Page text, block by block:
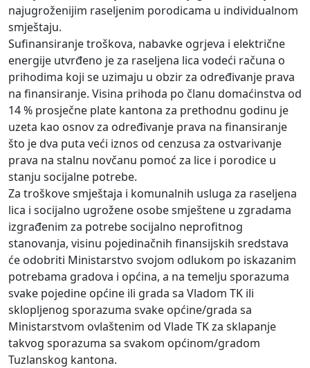
najugroženijim raseljenim porodicama u individualnom
smještaju.
Sufinansiranje troškova, nabavke ogrjeva i električne
energije utvrđeno je za raseljena lica vodeći računa o
prihodima koji se uzimaju u obzir za određivanje prava
na finansiranje. Visina prihoda po članu domaćinstva od
14 % prosječne plate kantona za prethodnu godinu je
uzeta kao osnov za određivanje prava na finansiranje
što je dva puta veći iznos od cenzusa za ostvarivanje
prava na stalnu novčanu pomoć za lice i porodice u
stanju socijalne potrebe.
Za troškove smještaja i komunalnih usluga za raseljena
lica i socijalno ugrožene osobe smještene u zgradama
izgrađenim za potrebe socijalno neprofitnog
stanovanja, visinu pojedinačnih finansijskih sredstava
će odobriti Ministarstvo svojom odlukom po iskazanim
potrebama gradova i općina, a na temelju sporazuma
svake pojedine općine ili grada sa Vladom TK ili
sklopljenog sporazuma svake općine/grada sa
Ministarstvom ovlaštenim od Vlade TK za sklapanje
takvog sporazuma sa svakom općinom/gradom
Tuzlanskog kantona.